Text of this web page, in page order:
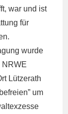
war und ist
für
wurde
NRWE
Lützerath
um